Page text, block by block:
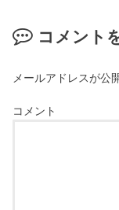
コメント
メールアドレスが公
コメント